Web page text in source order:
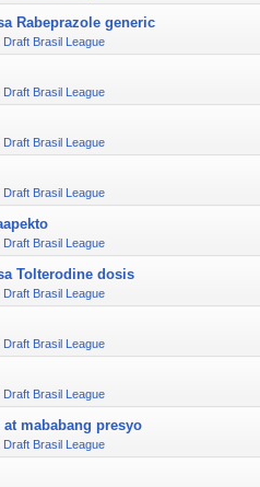
Rabeprazole generic
Draft Brasil League
Draft Brasil League
Draft Brasil League
Draft Brasil League
Draft Brasil League
Tolterodine dosis
Draft Brasil League
Draft Brasil League
Draft Brasil League
mababang presyo
Draft Brasil League